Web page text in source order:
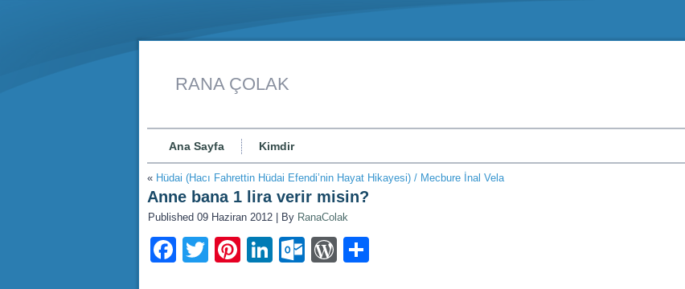
RANA ÇOLAK
Ana Sayfa Kimdir
« Hüdai (Hacı Fahrettin Hüdai Efendi’nin Hayat Hikayesi) / Mecbure İnal Vela
Anne bana 1 lira verir misin?
Published 09 Haziran 2012 By RanaColak
Facebook
TwitterPinterest
LinkedIn
Outlook.com
WordPress